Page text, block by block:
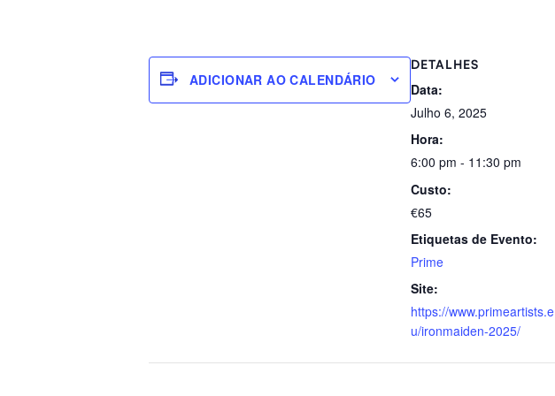
ADICIONAR AO CALENDÁRIO
DETALHES
Data:
Julho 6, 2025
Hora:
6:00 pm - 11:30 pm
Custo:
€65
Etiquetas de Evento:
Prime
Site:
https://www.primeartists.e
u/ironmaiden-2025/